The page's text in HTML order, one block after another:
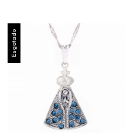
Esgotado